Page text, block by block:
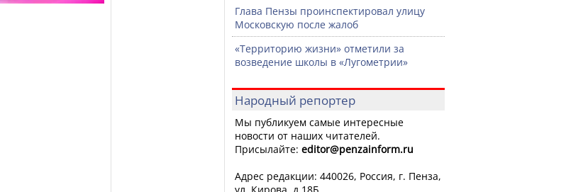
Глава Пензы проинспектировал улицу
Московскую после жалоб
«Территорию жизни» отметили за
возведение школы в «Лугометрии»
Народный репортер
Мы публикуем самые интересные
новости от наших читателей.
Присылайте: editor@penzainform.ru
Адрес редакции: 440026, Россия, г. Пенза,